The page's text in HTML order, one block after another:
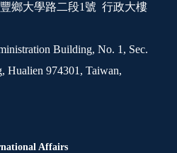
豐鄉大學路二段1號 行政大樓
Building, No. 1, Sec.
Hualien 974301, Taiwan,
Affairs